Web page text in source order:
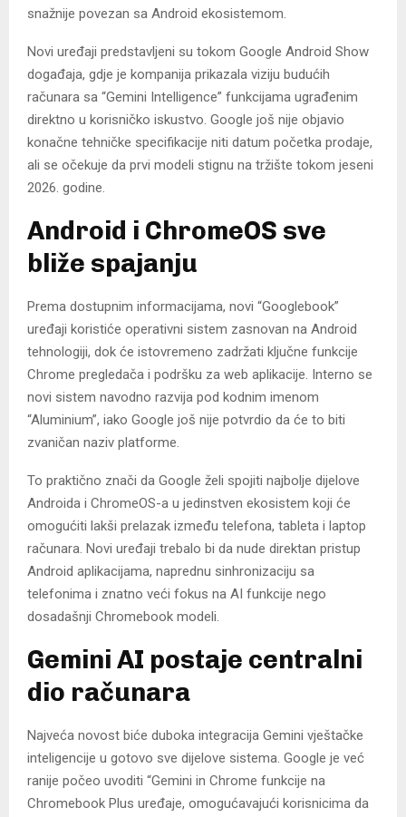
snažnije povezan sa Android ekosistemom.
Novi uređaji predstavljeni su tokom Google Android Show
događaja, gdje je kompanija prikazala viziju budućih
računara sa “Gemini Intelligence” funkcijama ugrađenim
direktno u korisničko iskustvo. Google još nije objavio
konačne tehničke specifikacije niti datum početka prodaje,
ali se očekuje da prvi modeli stignu na tržište tokom jeseni
2026. godine.
Android i ChromeOS sve
bliže spajanju
Prema dostupnim informacijama, novi “Googlebook”
uređaji koristiće operativni sistem zasnovan na Android
tehnologiji, dok će istovremeno zadržati ključne funkcije
Chrome pregledača i podršku za web aplikacije. Interno se
novi sistem navodno razvija pod kodnim imenom
“Aluminium”, iako Google još nije potvrdio da će to biti
zvaničan naziv platforme.
To praktično znači da Google želi spojiti najbolje dijelove
Androida i ChromeOS-a u jedinstven ekosistem koji će
omogućiti lakši prelazak između telefona, tableta i laptop
računara. Novi uređaji trebalo bi da nude direktan pristup
Android aplikacijama, naprednu sinhronizaciju sa
telefonima i znatno veći fokus na AI funkcije nego
dosadašnji Chromebook modeli.
Gemini AI postaje centralni
dio računara
Najveća novost biće duboka integracija Gemini vještačke
inteligencije u gotovo sve dijelove sistema. Google je već
ranije počeo uvoditi “Gemini in Chrome funkcije na
Chromebook Plus uređaje, omogućavajući korisnicima da